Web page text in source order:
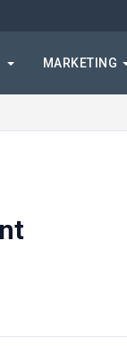
MARKETING